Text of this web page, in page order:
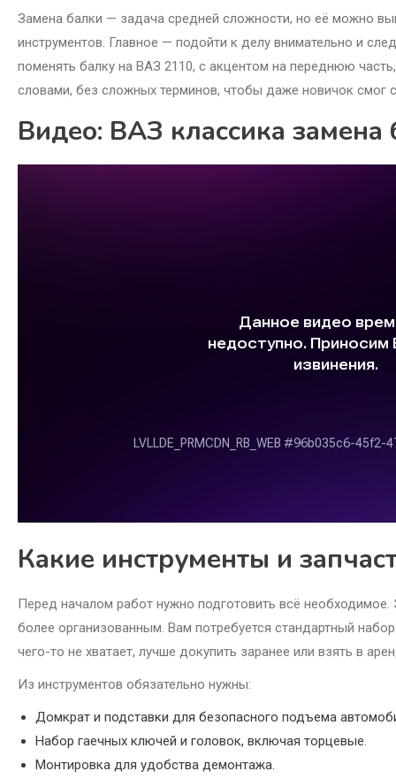
Замена балки — задача средней сложности, но её можно
инструментов. Главное — подойти к делу внимательно и
поменять балку на ВАЗ 2110, с акцентом на переднюю
словами, без сложных терминов, чтобы даже новичок смог
Видео: ВАЗ классика замена
Какие инструменты и
Перед началом работ нужно подготовить всё
более организованным. Вам потребуется стандартный
чего-то не хватает, лучше докупить заранее или взять в
Из инструментов обязательно нужны:
Домкрат и подставки для безопасного подъема
Набор гаечных ключей и головок, включая торцевые.
Монтировка для удобства демонтажа.